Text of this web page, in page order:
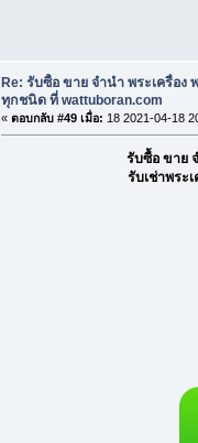
Re: รับซื้อ ขาย จำนำ พระเครื่อง
ทุกชนิด ที่ wattuboran.com
« ตอบกลับ #49 เมื่อ: 18 2021-04-18
รับซื้อ ขาย
รับเช่าพระ